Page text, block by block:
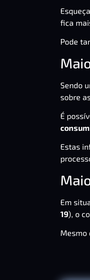
fica
Pode
Sendo
sobre
É
Estas
Em
19), o
Mesmo